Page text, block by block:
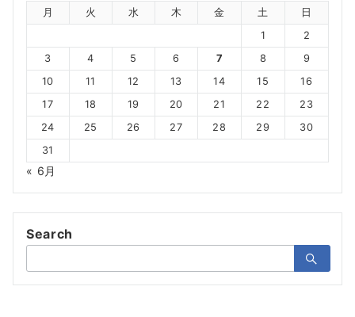
月 火 水 木 金 土
日
1
2
3
4 5 6 7 8
9
10
11 12 13 14 15
16
17
18 19 20 21 22
23
24
25 26 27 28 29
30
31
« 6月
Search
索：